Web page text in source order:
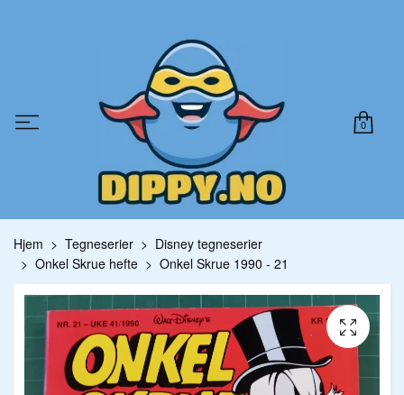
0
Hjem Tegneserier
Disney tegneserier
Onkel Skrue hefte
Onkel Skrue 1990 - 21